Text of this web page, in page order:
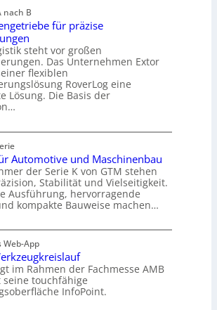
nach B
für präzise
steht vor großen
Das Unternehmen Extor
flexiblen
RoverLog eine
Lösung. Die Basis der
Automotive und Maschinenbau
der Serie K von GTM stehen
Stabilität und Vielseitigkeit.
Ausführung, hervorragende
kompakte Bauweise machen…
Web-App
im Rahmen der Fachmesse AMB
touchfähige
InfoPoint.